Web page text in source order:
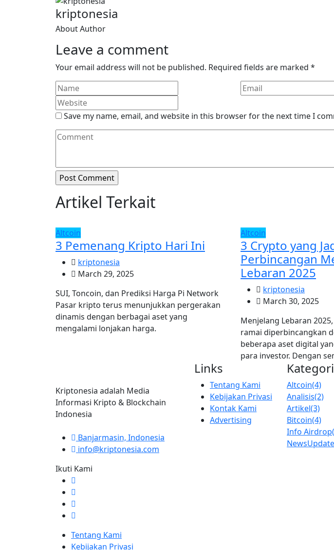
kriptonesia
About Author
Leave a comment
Your email address will not be published. Required fields are marked *
Save my name, email, and website in this browser for the next time I
Artikel Terkait
Altcoin
3 Pemenang Kripto Hari Ini
kriptonesia
March 29, 2025
SUI, Toncoin, dan Prediksi Harga Pi Network
Pasar kripto terus menunjukkan pergerakan
dinamis dengan berbagai aset yang
mengalami lonjakan harga.
Altcoin
3 Crypto yang
Perbincangan
Lebaran 2025
kriptonesia
March 30, 2025
Menjelang Lebaran
ramai diperbincangkan
beberapa aset digital
para investor. Dengan
Kriptonesia adalah Media
Informasi Kripto & Blockchain
Indonesia
Banjarmasin, Indonesia
info@kriptonesia.com
Ikuti Kami
Links
Tentang Kami
Kebijakan Privasi
Kontak Kami
Advertising
Kategori
Altcoin(4)
Analisis(2)
Artikel(3)
Bitcoin(4)
Info Airdrop
NewsUpdate
Tentang Kami
Kebijakan Privasi